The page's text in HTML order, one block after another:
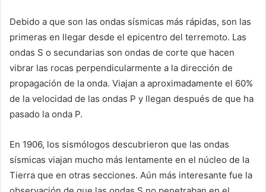
Debido a que son las ondas sísmicas más rápidas, son las
primeras en llegar desde el epicentro del terremoto. Las
ondas S o secundarias son ondas de corte que hacen
vibrar las rocas perpendicularmente a la dirección de
propagación de la onda. Viajan a aproximadamente el 60%
de la velocidad de las ondas P y llegan después de que ha
pasado la onda P.
En 1906, los sismólogos descubrieron que las ondas
sísmicas viajan mucho más lentamente en el núcleo de la
Tierra que en otras secciones. Aún más interesante fue la